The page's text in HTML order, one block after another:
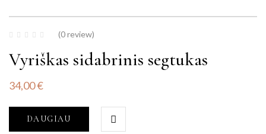
(0 review)
Vyriškas sidabrinis segtukas
34,00€
DAUGIAU